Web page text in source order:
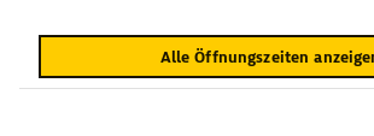
Alle Öffnungszeiten